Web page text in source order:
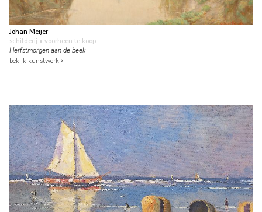
Johan Meijer
schilderij • voorheen te koop
Herfstmorgen aan de beek
bekijk kunstwerk